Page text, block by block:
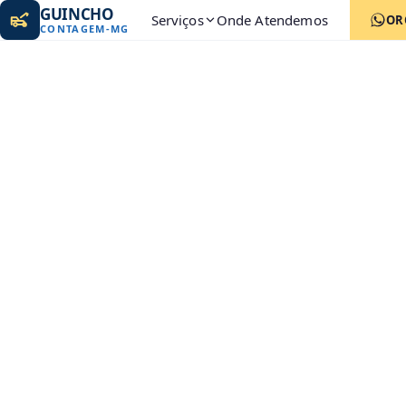
GUINCHO
CONTAGEM-MG Serviços Onde Atendemos